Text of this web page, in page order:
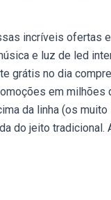
incríveis ofertas e
e luz de led
grátis no dia compre
em milhões
da linha (os muito
do jeito tradicional.